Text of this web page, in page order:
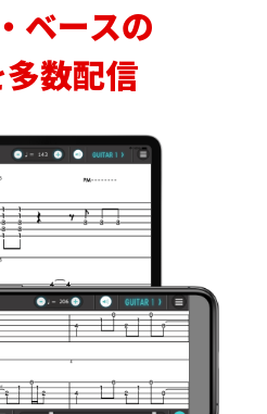
ベースの
数配信